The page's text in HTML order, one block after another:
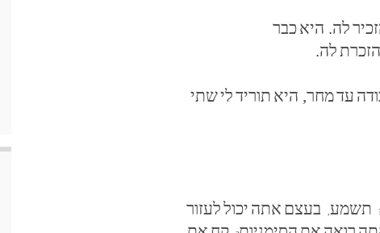
לה. היאכבר
לה.
עדמחר, היא תורידלישתי
תשמע בעצם אתה יכוללעזור